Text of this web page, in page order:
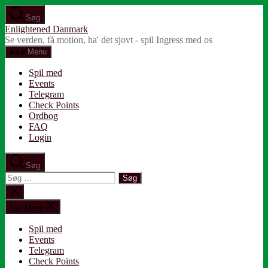
Spring
til
indholdet
Søg
Enlightened Danmark
Se verden, få motion, ha' det sjovt - spil Ingress med os
Menu
Spil med
Events
Telegram
Check Points
Ordbog
FAQ
Login
Søg
Søg
efter:
Luk
søgning
Luk Menu
Spil med
Events
Telegram
Check Points